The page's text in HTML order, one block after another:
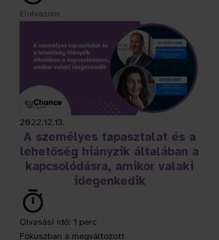
Elolvasom
2022.12.13.
A személyes tapasztalat és a
lehetőség hiányzik általában a
kapcsolódásra, amikor valaki
idegenkedik
Olvasási idő: 1 perc
Fókuszban a megváltozott